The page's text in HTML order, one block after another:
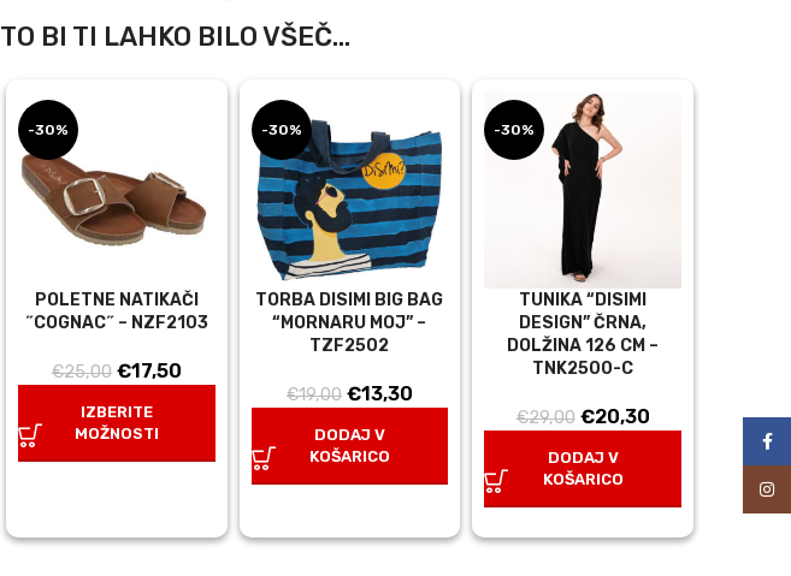
TO BI TI LAHKO BILO VŠEČ...
-30%
POLETNE NATIKAČI
˝COGNAC˝ – NZF2103
€25,00 Izvirna
je
€17,50Trenutna
IZBERITE
MOŽNOSTI
-30%
TORBA DISIMI BIG BAG
“MORNARU MOJ” –
TZF2502
€19,00 Izvirna
je
€13,30Trenutna
DODAJ V
KOŠARICO
-30%
TUNIKA “DISIMI
DESIGN” ČRNA,
DOLŽINA 126 CM –
TNK2500-C
€29,00 Izvirna
je
€20,30Trenutna
DODAJ V
KOŠARICO